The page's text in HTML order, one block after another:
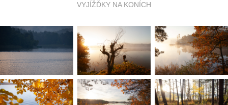
VYJÍŽĎKY NA KONÍCH